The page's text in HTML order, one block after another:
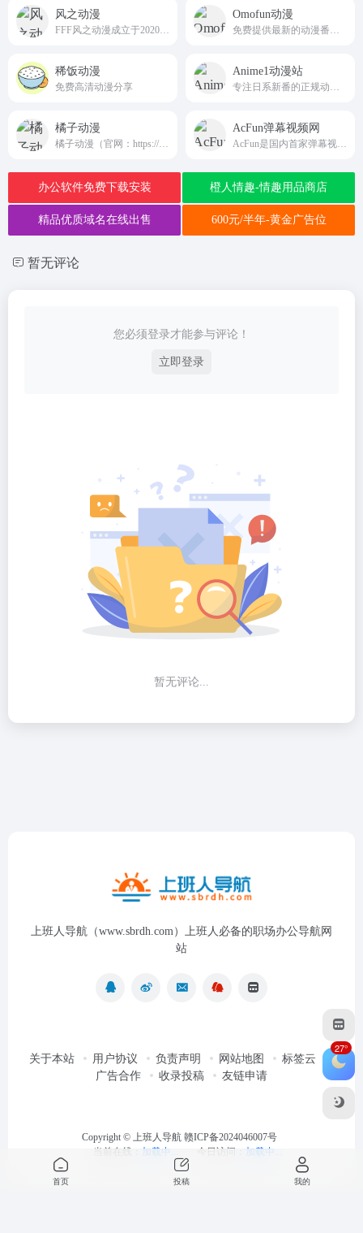
风之动漫 Omofun动漫
稀饭动漫
免费高清动漫分享
Anime1动漫站
橘子动漫 AcFun弹幕视频网
办公软件免费下载安装 橙人情趣-情趣用品商店
精品优质域名在线出售 600元/半年-黄金广告位
暂无评论
您必须登录才能参与评论！
立即登录
暂无评论...
上班人导航（www.sbrdh.com）上班人必备的职场办公导航网
站
关于本站 用户协议 负责声明 网站地图
标签云
广告合作
收录投稿 友链申请
Copyright © 上班人导航 赣ICP备2024046007号
当前在线： 加载中... 今日访问： 加载中...
27°
首页 投稿 我的